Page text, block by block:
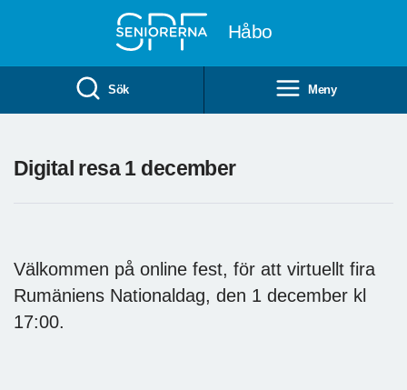
Håbo
Sök Meny
Digital resa 1 december
Välkommen på online fest, för att virtuellt fira
Rumäniens Nationaldag, den 1 december kl
17:00.